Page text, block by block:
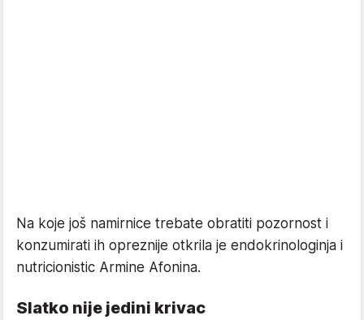
Na koje još namirnice trebate obratiti pozornost i
konzumirati ih opreznije otkrila je endokrinologinja i
nutricionistic Armine Afonina.
Slatko nije jedini krivac